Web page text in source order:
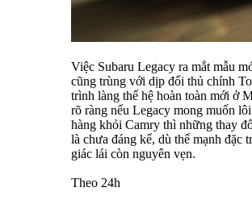
Việc Subaru Legacy ra mắt mẫu
cũng trùng với dịp đối thủ chính
trình làng thế hệ hoàn toàn mới ở
rõ ràng nếu Legacy mong muốn
hàng khỏi Camry thì những thay
là chưa đáng kể, dù thế mạnh đặc
giác lái còn nguyên vẹn.
Theo 24h